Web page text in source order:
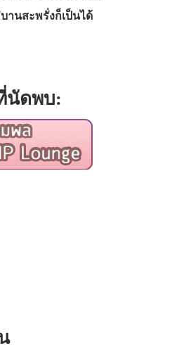
านสะพรั่งก็เป็นได้
นัดพบ: